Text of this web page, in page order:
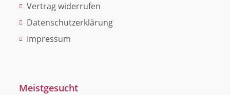
Vertrag widerrufen
Datenschutzerklärung
Impressum
Meistgesucht